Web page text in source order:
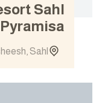
Sahl
Sahl